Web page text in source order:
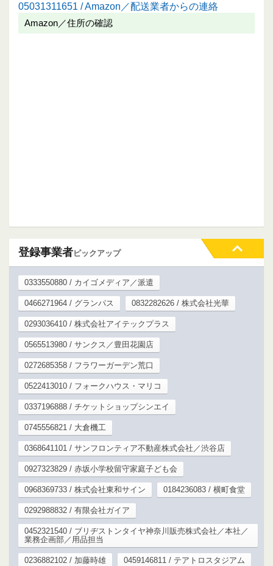
05031311651 / Amazon／配送業者からの連絡
Amazon／住所の確認
登録事業者ピックアップ
0333550880 / カイゴメディア／派遣
0466271964 / グランパス 0832282626 / 株式会社光華
0293036410 / 株式会社アイテックプラス
0565513980 / サンクス／豊田花園店
0272685358 / フラワーガーデン荒口
0522413010 / フォークハウス・マリコ
0337196888 / チケットショップシンエイ
0745556821 / 大倉機工
0368641101 / サンフロンティア不動産株式会社／渋谷店
0927323829 / 赤坂小学校留守家庭子ども会
0968369733 / 株式会社東和サイン 0184236083 / 横町食堂
0292988832 / 有限会社ガイア
0452321540 / ブリヂストンタイヤ神奈川販売株式会社／本社／
業務企画部／用品担当
0236882102 / 加藤時雄 0459146811 / テアトロスタジアム